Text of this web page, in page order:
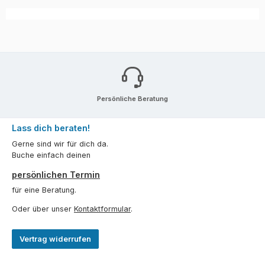
Persönliche Beratung
Lass dich beraten!
Gerne sind wir für dich da.
Buche einfach deinen
persönlichen Termin
für eine Beratung.
Oder über unser Kontaktformular.
Vertrag widerrufen